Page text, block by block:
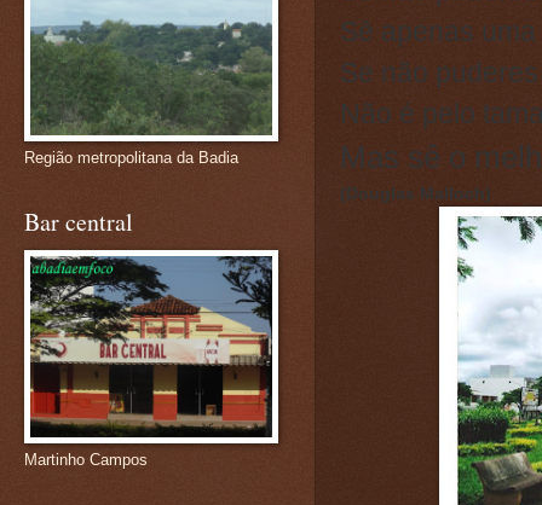
Sê apenas
Se não
Não é pelo
Mas sê o
(Douglas Malloch)
Região metropolitana da Badia
Bar central
Martinho Campos